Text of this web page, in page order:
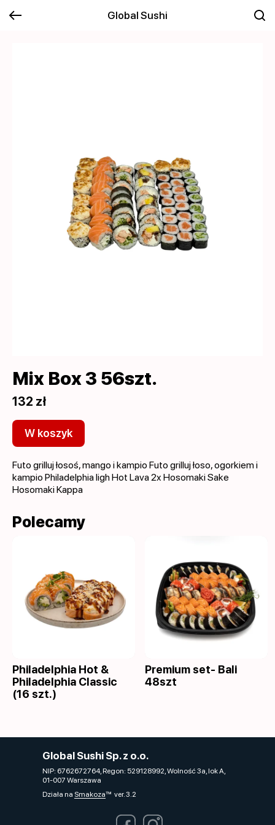
Global Sushi
Mix Box 3 56szt.
132 zł
W koszyk
Futo grilluj łosoś, mango i kampio Futo grilluj łoso, ogorkiem i
kampio Philadelphia ligh Hot Lava 2x Hosomaki Sake
Hosomaki Kappa
Polecamy
Philadelphia Hot &
Philadelphia Classic
(16 szt.)
Premium set- Bali
48szt
Global Sushi Sp. z o.o.
NIP: 6762672764, Regon: 529128992, Wolność 3a, lok A,
01-007 Warszawa
Działa na Smakozaver. 3.2